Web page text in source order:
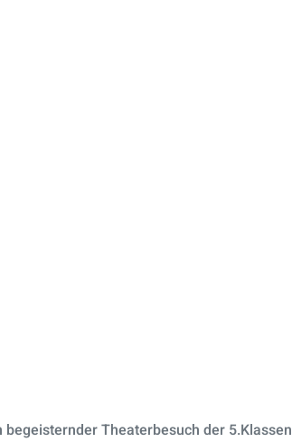
begeisternder Theaterbesuch der 5.Klassen